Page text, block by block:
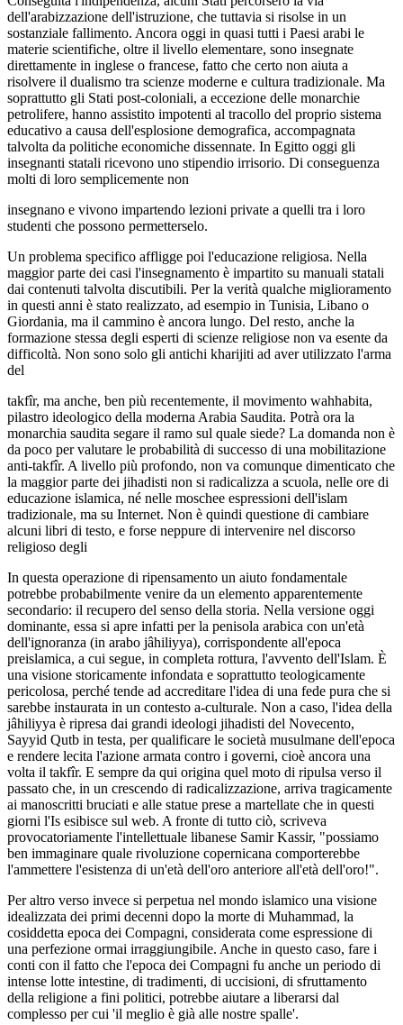
dell'arabizzazione dell'istruzione, che tuttavia si risolse in un
sostanziale fallimento. Ancora oggi in quasi tutti i Paesi arabi le
materie scientifiche, oltre il livello elementare, sono insegnate
direttamente in inglese o francese, fatto che certo non aiuta a
risolvere il dualismo tra scienze moderne e cultura tradizionale. Ma
soprattutto gli Stati post-coloniali, a eccezione delle monarchie
petrolifere, hanno assistito impotenti al tracollo del proprio sistema
educativo a causa dell'esplosione demografica, accompagnata
talvolta da politiche economiche dissennate. In Egitto oggi gli
insegnanti statali ricevono uno stipendio irrisorio. Di conseguenza
molti di loro semplicemente non
insegnano e vivono impartendo lezioni private a quelli tra i loro
studenti che possono permetterselo.
Un problema specifico affligge poi l'educazione religiosa. Nella
maggior parte dei casi l'insegnamento è impartito su manuali statali
dai contenuti talvolta discutibili. Per la verità qualche miglioramento
in questi anni è stato realizzato, ad esempio in Tunisia, Libano o
Giordania, ma il cammino è ancora lungo. Del resto, anche la
formazione stessa degli esperti di scienze religiose non va esente da
difficoltà. Non sono solo gli antichi kharijiti ad aver utilizzato l'arma
del
takfîr, ma anche, ben più recentemente, il movimento wahhabita,
pilastro ideologico della moderna Arabia Saudita. Potrà ora la
monarchia saudita segare il ramo sul quale siede? La domanda non è
da poco per valutare le probabilità di successo di una mobilitazione
anti-takfîr. A livello più profondo, non va comunque dimenticato che
la maggior parte dei jihadisti non si radicalizza a scuola, nelle ore di
educazione islamica, né nelle moschee espressioni dell'islam
tradizionale, ma su Internet. Non è quindi questione di cambiare
alcuni libri di testo, e forse neppure di intervenire nel discorso
religioso degli
In questa operazione di ripensamento un aiuto fondamentale
potrebbe probabilmente venire da un elemento apparentemente
secondario: il recupero del senso della storia. Nella versione oggi
dominante, essa si apre infatti per la penisola arabica con un'età
dell'ignoranza (in arabo jâhiliyya), corrispondente all'epoca
preislamica, a cui segue, in completa rottura, l'avvento dell'Islam. È
una visione storicamente infondata e soprattutto teologicamente
pericolosa, perché tende ad accreditare l'idea di una fede pura che si
sarebbe instaurata in un contesto a-culturale. Non a caso, l'idea della
jâhiliyya è ripresa dai grandi ideologi jihadisti del Novecento,
Sayyid Qutb in testa, per qualificare le società musulmane dell'epoca
e rendere lecita l'azione armata contro i governi, cioè ancora una
volta il takfîr. E sempre da qui origina quel moto di ripulsa verso il
passato che, in un crescendo di radicalizzazione, arriva tragicamente
ai manoscritti bruciati e alle statue prese a martellate che in questi
giorni l'Is esibisce sul web. A fronte di tutto ciò, scriveva
provocatoriamente l'intellettuale libanese Samir Kassir, "possiamo
ben immaginare quale rivoluzione copernicana comporterebbe
l'ammettere l'esistenza di un'età dell'oro anteriore all'età dell'oro!".
Per altro verso invece si perpetua nel mondo islamico una visione
idealizzata dei primi decenni dopo la morte di Muhammad, la
cosiddetta epoca dei Compagni, considerata come espressione di
una perfezione ormai irraggiungibile. Anche in questo caso, fare i
conti con il fatto che l'epoca dei Compagni fu anche un periodo di
intense lotte intestine, di tradimenti, di uccisioni, di sfruttamento
della religione a fini politici, potrebbe aiutare a liberarsi dal
complesso per cui 'il meglio è già alle nostre spalle'.